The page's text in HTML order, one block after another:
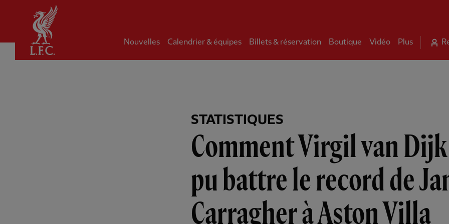
Nouvelles Calendrier & équipes Billets & réservation Boutique Vidéo Plus
STATISTIQUES
Comment Virgil van
pu battre le record de
Carragher à Aston Villa